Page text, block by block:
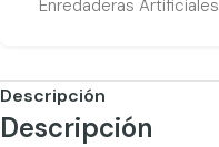
Enredaderas Artificiales
Descripción
Descripción